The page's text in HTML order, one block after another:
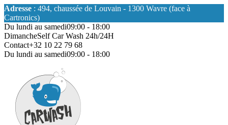
Adresse : 494, chaussée de Louvain - 1300 Wavre (face à
Cartronics)
Du lundi au samedi09:00 - 18:00
DimancheSelf Car Wash 24h/24H
Contact+32 10 22 79 68
Du lundi au samedi09:00 - 18:00